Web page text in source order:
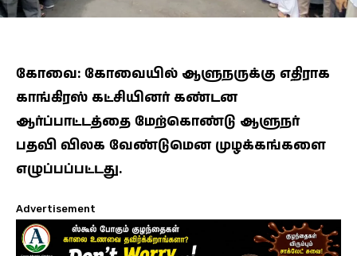
கோவை: கோவையில் ஆளுநருக்கு எதிராக
காங்கிரஸ் கட்சியினர் கண்டன
ஆர்ப்பாட்டத்தை மேற்கொண்டு ஆளுநர்
பதவி விலக வேண்டுமென முழக்கங்களை
எழுப்பப்பட்டது.
Advertisement